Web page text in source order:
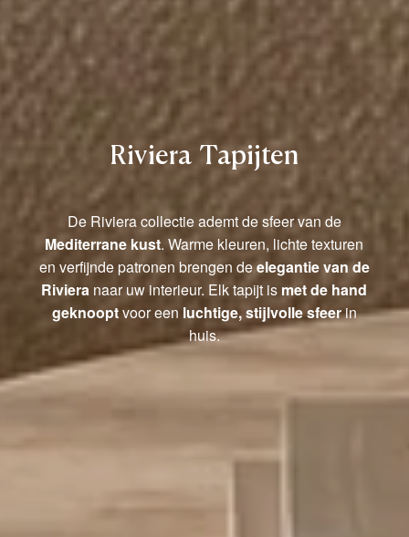
Riviera Tapijten
De Riviera collectie ademt de sfeer van de
Mediterrane kust. Warme kleuren, lichte texturen
en verfijnde patronen brengen deelegantie van de
Riviera naar uw interieur. Elk tapijt is met de hand
geknooptvoor een luchtige, stijlvolle sfeerin
huis.